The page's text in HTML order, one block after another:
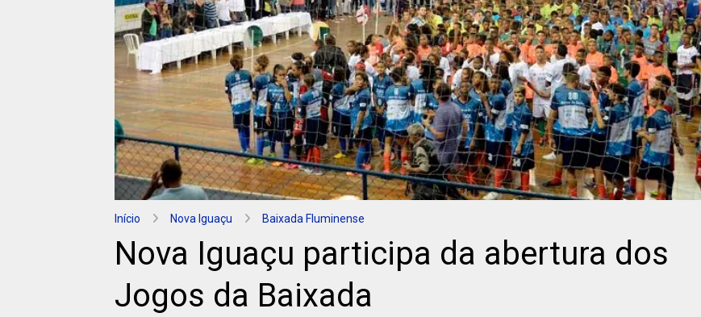
Início Nova Iguaçu Baixada Fluminense
Nova Iguaçu participa da abertura dos
Jogos da Baixada